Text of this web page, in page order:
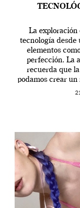
La exploración
tecnología desde
elementos
perfección. La
recuerda que
podamos crear
que los